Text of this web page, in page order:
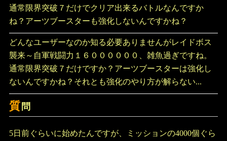
通常限界突破７だけでクリア出来るバトルなんですか
ね？アーツブースターも強化しないんですかね？
どんなユーザーなのか知る必要ありませんがレイドボス
襲来～自軍戦闘力１６００００００、雑魚過ぎですね。
通常限界突破７だけですか？アーツブースターは強化し
ないんですかね？それとも強化のやり方が解らない...
質 問
5日前ぐらいに始めたんですが、ミッションの4000個ぐら